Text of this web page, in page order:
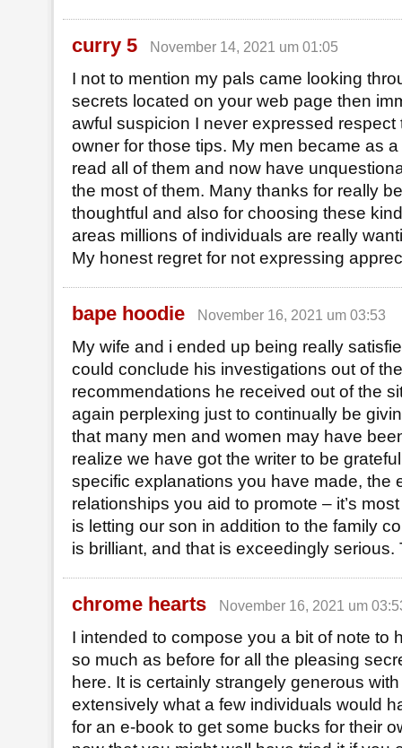
curry 5 November 14, 2021 um 01:05
I not to mention my pals came looking
secrets located on your web page then
awful suspicion I never expressed respect
owner for those tips. My men became as
read all of them and now have
the most of them. Many thanks for really
thoughtful and also for choosing these
areas millions of individuals are really
My honest regret for not expressing
bape hoodie November 16, 2021 um 03:53
My wife and i ended up being really
could conclude his investigations out of
recommendations he received out of the
again perplexing just to continually be
that many men and women may have
realize we have got the writer to be
specific explanations you have made, the
relationships you aid to promote – it’s
is letting our son in addition to the family
is brilliant, and that is exceedingly serious.
chrome hearts November 16, 2021 um
I intended to compose you a bit of note to
so much as before for all the pleasing
here. It is certainly strangely generous
extensively what a few individuals would
for an e-book to get some bucks for their